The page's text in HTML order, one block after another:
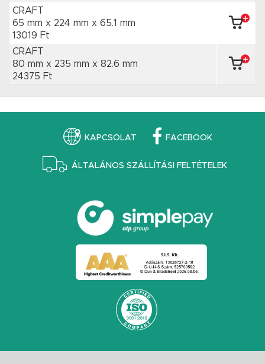
CRAFT
65 mm x 224 mm x 65.1 mm
13019 Ft
CRAFT
80 mm x 235 mm x 82.6 mm
24375 Ft
KAPCSOLAT FACEBOOK
ÁLTALÁNOS SZÁLLÍTÁSI FELTÉTELEK